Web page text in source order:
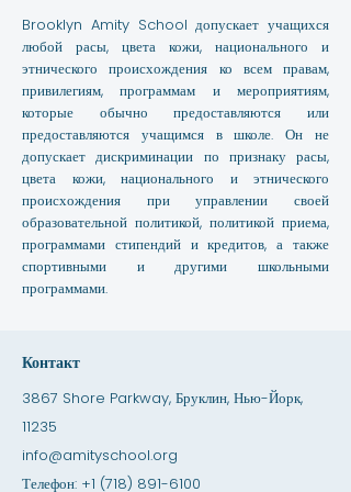
Brooklyn Amity School допускает учащихся
любой расы, цвета кожи, национального и
этнического происхождения ко всем правам,
привилегиям, программам и мероприятиям,
которые обычно предоставляются или
предоставляются учащимся в школе. Он не
допускает дискриминации по признаку расы,
цвета кожи, национального и этнического
происхождения при управлении своей
образовательной политикой, политикой приема,
программами стипендий и кредитов, а также
спортивными и другими школьными
программами.
Контакт
3867 Shore Parkway, Бруклин, Нью-Йорк,
11235
info@amityschool.org
Телефон: +1 (718) 891-6100